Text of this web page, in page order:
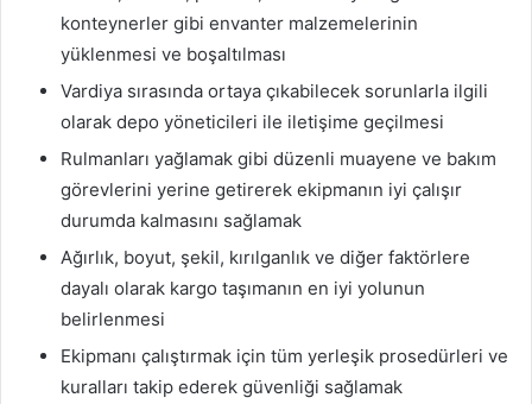
konteynerler gibi envanter malzemelerinin
yüklenmesi ve boşaltılması
Vardiya sırasında ortaya çıkabilecek sorunlarla ilgili
olarak depo yöneticileri ile iletişime geçilmesi
Rulmanları yağlamak gibi düzenli muayene ve bakım
görevlerini yerine getirerek ekipmanın iyi çalışır
durumda kalmasını sağlamak
Ağırlık, boyut, şekil, kırılganlık ve diğer faktörlere
dayalı olarak kargo taşımanın en iyi yolunun
belirlenmesi
Ekipmanı çalıştırmak için tüm yerleşik prosedürleri ve
kuralları takip ederek güvenliği sağlamak